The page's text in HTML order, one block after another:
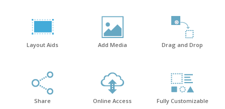
Layout Aids Add Media Drag and Drop
Share Online Access Fully Customizable